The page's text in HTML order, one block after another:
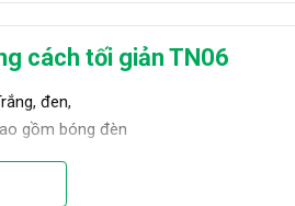
cách tối giản TN06
đen,
gồm bóng đèn
(Filament)